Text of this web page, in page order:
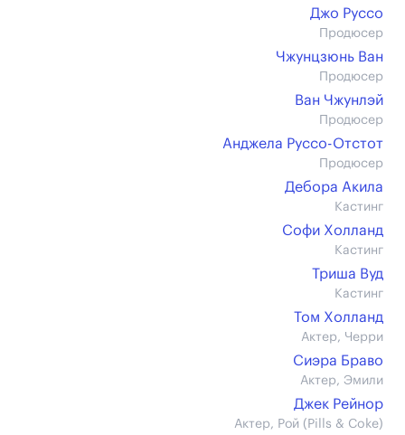
Джо Руссо
Продюсер
Чжунцзюнь Ван
Продюсер
Ван Чжунлэй
Продюсер
Анджела Руссо-Отстот
Продюсер
Дебора Акила
Кастинг
Софи Холланд
Кастинг
Триша Вуд
Кастинг
Том Холланд
Актер, Черри
Сиэра Браво
Актер, Эмили
Джек Рейнор
Актер, Рой (Pills & Coke)